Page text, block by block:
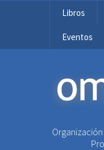
Libros
Eventos